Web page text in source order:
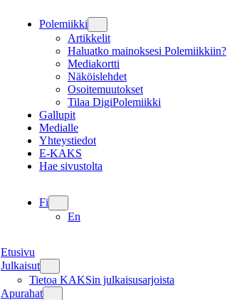
Polemiikki
Artikkelit
Haluatko mainoksesi Polemiikkiin?
Mediakortti
Näköislehdet
Osoitemuutokset
Tilaa DigiPolemiikki
Gallupit
Medialle
Yhteystiedot
E-KAKS
Hae sivustolta
Fi
En
Etusivu
Julkaisut
Tietoa KAKSin julkaisusarjoista
Apurahat